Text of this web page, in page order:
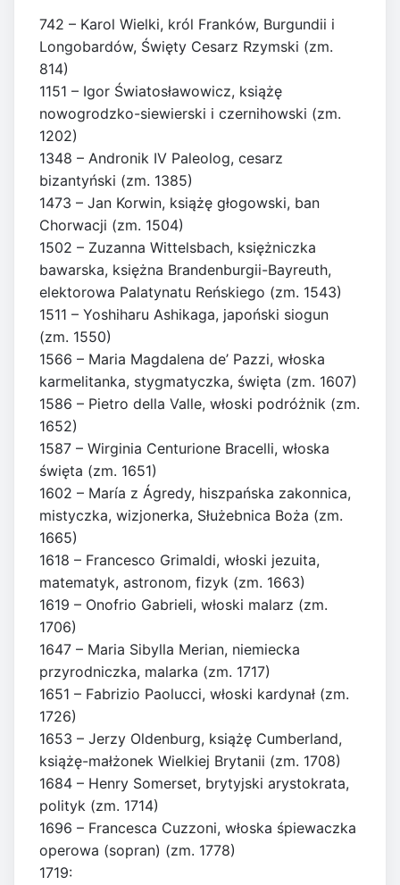
742 – Karol Wielki, król Franków, Burgundii i
Longobardów, Święty Cesarz Rzymski (zm.
814)
1151 – Igor Światosławowicz, książę
nowogrodzko-siewierski i czernihowski (zm.
1202)
1348 – Andronik IV Paleolog, cesarz
bizantyński (zm. 1385)
1473 – Jan Korwin, książę głogowski, ban
Chorwacji (zm. 1504)
1502 – Zuzanna Wittelsbach, księżniczka
bawarska, księżna Brandenburgii-Bayreuth,
elektorowa Palatynatu Reńskiego (zm. 1543)
1511 – Yoshiharu Ashikaga, japoński siogun
(zm. 1550)
1566 – Maria Magdalena de’ Pazzi, włoska
karmelitanka, stygmatyczka, święta (zm. 1607)
1586 – Pietro della Valle, włoski podróżnik (zm.
1652)
1587 – Wirginia Centurione Bracelli, włoska
święta (zm. 1651)
1602 – María z Ágredy, hiszpańska zakonnica,
mistyczka, wizjonerka, Służebnica Boża (zm.
1665)
1618 – Francesco Grimaldi, włoski jezuita,
matematyk, astronom, fizyk (zm. 1663)
1619 – Onofrio Gabrieli, włoski malarz (zm.
1706)
1647 – Maria Sibylla Merian, niemiecka
przyrodniczka, malarka (zm. 1717)
1651 – Fabrizio Paolucci, włoski kardynał (zm.
1726)
1653 – Jerzy Oldenburg, książę Cumberland,
książę-małżonek Wielkiej Brytanii (zm. 1708)
1684 – Henry Somerset, brytyjski arystokrata,
polityk (zm. 1714)
1696 – Francesca Cuzzoni, włoska śpiewaczka
operowa (sopran) (zm. 1778)
1719: